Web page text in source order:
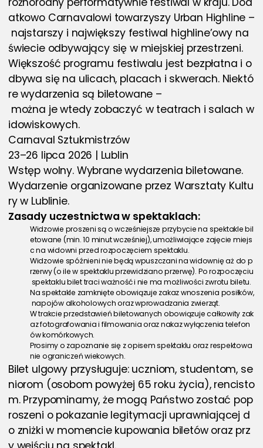
atkowo Carnavalowi towarzyszy Urban Highline –
najstarszy i największy festiwal highline’owy na
świecie odbywający się w miejskiej przestrzeni.
Większość programu festiwalu jest bezpłatna i o
dbywa się na ulicach, placach i skwerach. Niektó
re wydarzenia są biletowane –
można je wtedy zobaczyć w teatrach i salach w
idowiskowych.
Carnaval Sztukmistrzów
23–26 lipca 2026 | Lublin
Wstęp wolny. Wybrane wydarzenia biletowane.
Wydarzenie organizowane przez Warsztaty Kultu
ry w Lublinie.
Zasady uczestnictwa w spektaklach:
Widzowie proszeni są o wcześniejsze przybycie na spektakle bil
etowane (min. 10 minut wcześniej), umożliwiające zajęcie miejs
c na widowni przed rozpoczęciem spektaklu.
Widzowie spóźnieni nie będą wpuszczani na widownię aż do p
rzerwy (o ile w spektaklu przewidziano przerwę). Po rozpoczęciu
spektaklu bilet traci ważność i nie ma możliwości zwrotu biletu.
Na spektakle zamknięte obowiązuje zakaz wnoszenia posiłków,
napojów alkoholowych oraz wprowadzania zwierząt.
W trakcie przedstawień biletowanych obowiązuje całkowity zak
az fotografowania i filmowania oraz nakaz wyłączenia telefon
ów komórkowych.
Prosimy o zapoznanie się z opisem spektaklu oraz respektowa
nie ograniczeń wiekowych.
Bilet ulgowy przysługuje: uczniom, studentom, se
niorom (osobom powyżej 65 roku życia), rencisto
m. Przypominamy, że mogą Państwo zostać pop
roszeni o pokazanie legitymacji uprawniającej d
o zniżki w momencie kupowania biletów oraz prz